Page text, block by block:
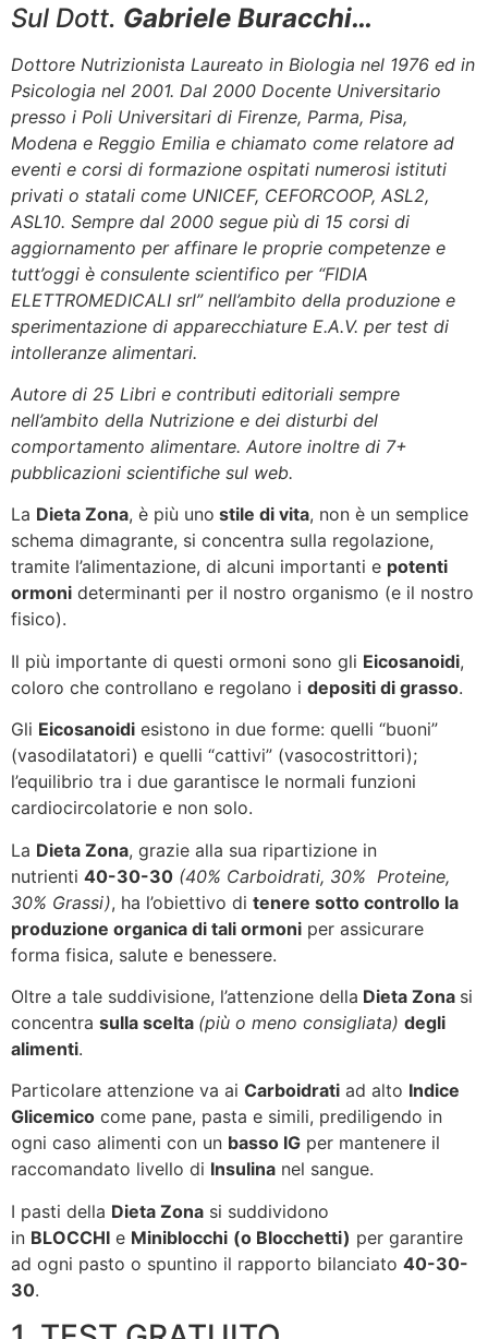
Sul Dott. Gabriele Buracchi…
Dottore Nutrizionista Laureato in Biologia nel 1976 ed in
Psicologia nel 2001. Dal 2000 Docente Universitario
presso i Poli Universitari di Firenze, Parma, Pisa,
Modena e Reggio Emilia e chiamato come relatore ad
eventi e corsi di formazione ospitati numerosi istituti
privati o statali come UNICEF, CEFORCOOP, ASL2,
ASL10. Sempre dal 2000 segue più di 15 corsi di
aggiornamento per affinare le proprie competenze e
tutt’oggi è consulente scientifico per “FIDIA
ELETTROMEDICALI srl” nell’ambito della produzione e
sperimentazione di apparecchiature E.A.V. per test di
intolleranze alimentari.
Autore di 25 Libri e contributi editoriali sempre
nell’ambito della Nutrizione e dei disturbi del
comportamento alimentare. Autore inoltre di 7+
pubblicazioni scientifiche sul web.
La Dieta Zona, è più uno stile di vita, non è un semplice
schema dimagrante, si concentra sulla regolazione,
tramite l’alimentazione, di alcuni importanti e potenti
ormoni determinanti per il nostro organismo (e il nostro
fisico).
Il più importante di questi ormoni sono gli Eicosanoidi,
coloro che controllano e regolano i depositi di grasso.
Gli Eicosanoidi esistono in due forme: quelli “buoni”
(vasodilatatori) e quelli “cattivi” (vasocostrittori);
l’equilibrio tra i due garantisce le normali funzioni
cardiocircolatorie e non solo.
La Dieta Zona, grazie alla sua ripartizione in
nutrienti 40-30-30 (40% Carboidrati, 30% Proteine,
30% Grassi), ha l’obiettivo di tenere sotto controllo la
produzione organica di tali ormoni per assicurare
forma fisica, salute e benessere.
Oltre a tale suddivisione, l’attenzione della Dieta Zona si
concentra sulla scelta (più o meno consigliata) degli
alimenti.
Particolare attenzione va ai Carboidrati ad alto Indice
Glicemico come pane, pasta e simili, prediligendo in
ogni caso alimenti con un basso IG per mantenere il
raccomandato livello di Insulina nel sangue.
I pasti della Dieta Zona si suddividono
in BLOCCHI e Miniblocchi (o Blocchetti) per garantire
ad ogni pasto o spuntino il rapporto bilanciato 40-30-
30.